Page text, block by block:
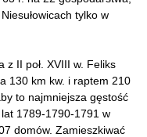
tylko w
z II poł. XVIII w. Feliks
130 km kw. i raptem 210
to najmniejsza gęstość
1789-1790-1791 w
domów. Zamieszkiwać